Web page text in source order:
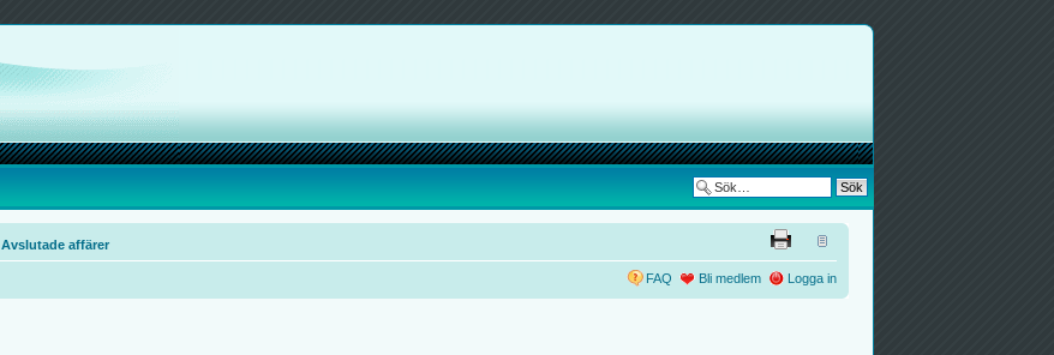
Avslutade affärer
FAQ Bli medlem Logga in